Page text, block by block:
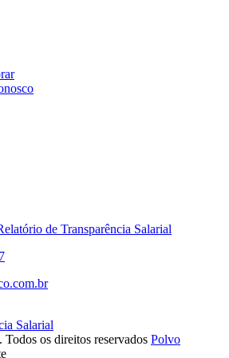
de Transparência Salarial
Salarial
os direitos reservados Polvo